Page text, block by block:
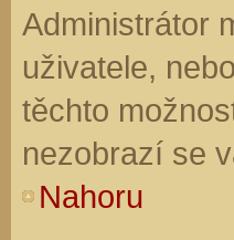
Administrátor
uživatele,
těchto
nezobrazí se
Nahoru